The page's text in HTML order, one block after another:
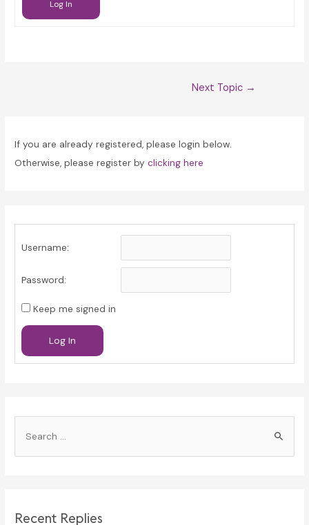
Log In
Next Topic →
If you are already registered, please login below.
Otherwise, please register byclicking here
Username:
Password:
Keep me signed in
Log In
h
Recent Replies